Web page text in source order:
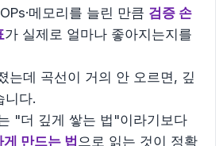
메모리를 늘린 만큼 검증 손
가 실제로 얼마나 좋아지는지를
는데 곡선이 거의 안 오르면, 깊
니다.
"더 깊게 쌓는 법"이라기보다
만드는 법으로 읽는 것이 정확